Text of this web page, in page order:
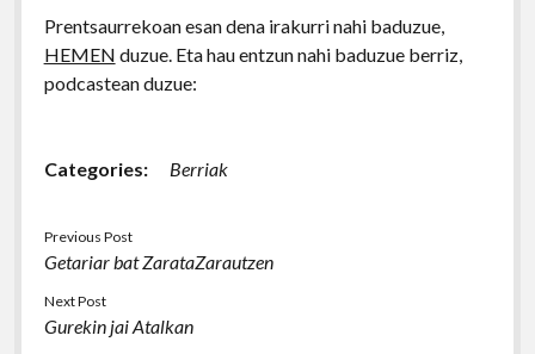
Prentsaurrekoan esan dena irakurri nahi baduzue,
HEMEN duzue. Eta hau entzun nahi baduzue berriz,
podcastean duzue:
Categories: Berriak
Previous Post
Getariar bat ZarataZarautzen
Next Post
Gurekin jai Atalkan